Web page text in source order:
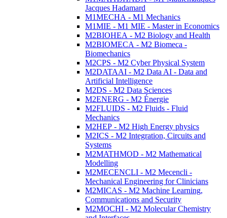
Jacques Hadamard
M1MECHA - M1 Mechanics
M1MIE - M1 MIE - Master in Economics
M2BIOHEA - M2 Biology and Health
M2BIOMECA - M2 Biomeca -
Biomechanics
M2CPS - M2 Cyber Physical System
M2DATAAI - M2 Data AI - Data and
Artificial Intelligence
M2DS - M2 Data Sciences
M2ENERG - M2 Énergie
M2FLUIDS - M2 Fluids - Fluid
Mechanics
M2HEP - M2 High Energy physics
M2ICS - M2 Integration, Circuits and
Systems
M2MATHMOD - M2 Mathematical
Modelling
M2MECENCLI - M2 Mecencli -
Mechanical Engineering for Clinicians
M2MICAS - M2 Machine Learning,
Communications and Security
M2MOCHI - M2 Molecular Chemistry